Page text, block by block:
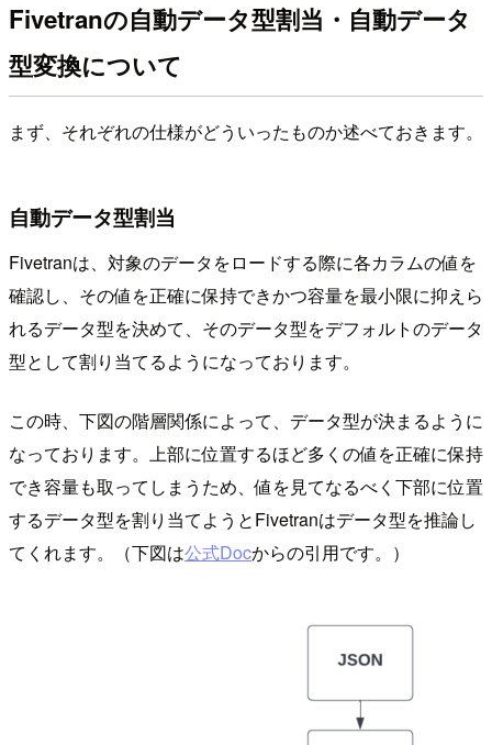
Fivetranの自動データ型割当・自動データ
型変換について
まず、それぞれの仕様がどういったものか述べておきます。
自動データ型割当
Fivetranは、対象のデータをロードする際に各カラムの値を
確認し、その値を正確に保持できかつ容量を最小限に抑えら
れるデータ型を決めて、そのデータ型をデフォルトのデータ
型として割り当てるようになっております。
この時、下図の階層関係によって、データ型が決まるように
なっております。上部に位置するほど多くの値を正確に保持
でき容量も取ってしまうため、値を見てなるべく下部に位置
するデータ型を割り当てようとFivetranはデータ型を推論し
てくれます。（下図は公式Docからの引用です。）